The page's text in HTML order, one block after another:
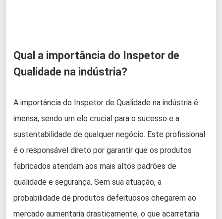
Qual a importância do Inspetor de
Qualidade na indústria?
A importância do Inspetor de Qualidade na indústria é
imensa, sendo um elo crucial para o sucesso e a
sustentabilidade de qualquer negócio. Este profissional
é o responsável direto por garantir que os produtos
fabricados atendam aos mais altos padrões de
qualidade e segurança. Sem sua atuação, a
probabilidade de produtos defeituosos chegarem ao
mercado aumentaria drasticamente, o que acarretaria